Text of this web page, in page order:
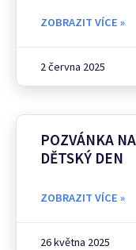
ZOBRAZIT VÍCE »
2 června 2025
POZVÁNKA
DĚTSKÝ DEN
ZOBRAZIT VÍCE »
26 května 2025